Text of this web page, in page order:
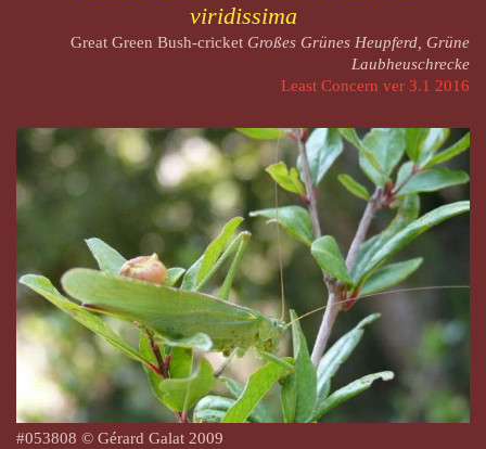
viridissima
Great Green Bush-cricket Großes Grünes Heupferd, Grüne
Laubheuschrecke
Least Concern ver 3.1 2016
#053808 © Gérard Galat 2009